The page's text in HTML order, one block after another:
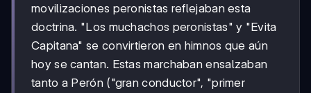
movilizaciones peronistas reflejaban esta
doctrina. "Los muchachos peronistas" y "Evita
Capitana" se convirtieron en himnos que aún
hoy se cantan. Estas marchaban ensalzaban
tanto a Perón ("gran conductor", "primer